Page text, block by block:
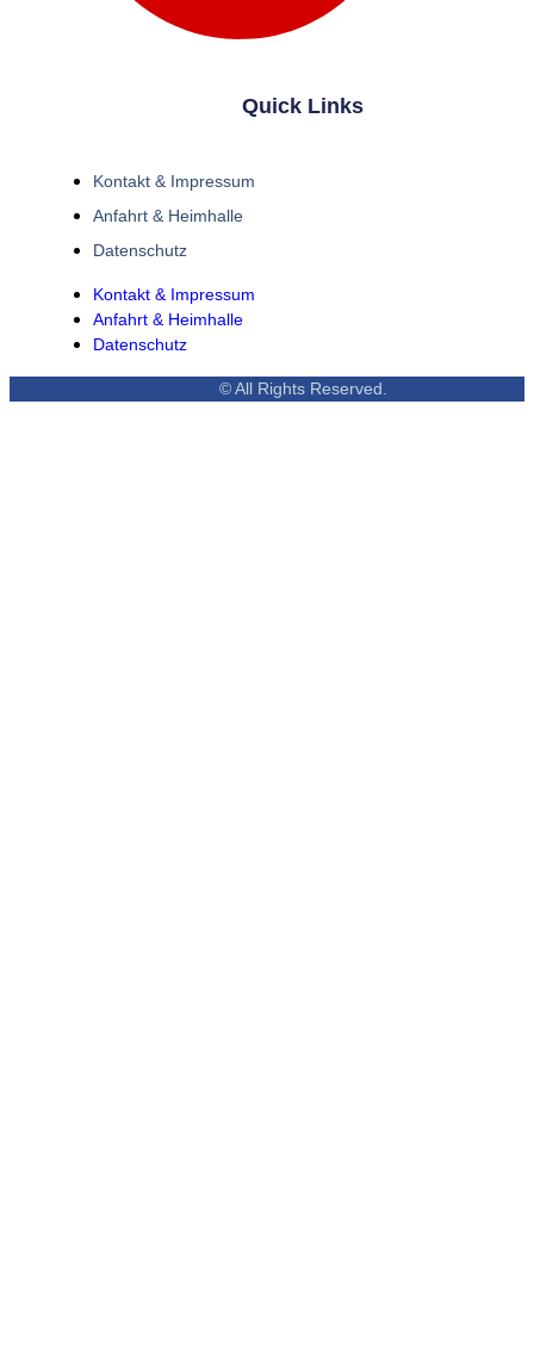
Quick Links
Kontakt & Impressum
Anfahrt & Heimhalle
Datenschutz
Kontakt & Impressum
Anfahrt & Heimhalle
Datenschutz
© All Rights Reserved.